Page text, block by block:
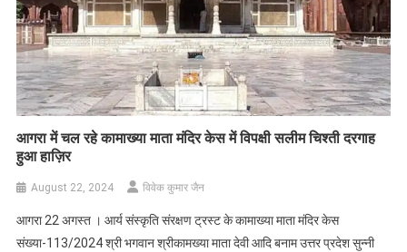
आगरा में चल रहे कामाख्या माता मंदिर केस में विपक्षी सलीम चिश्ती दरगाह
हुआ हाज़िर
August 22, 2024 विवेक कुमार जैन
आगरा 22 अगस्त । आर्य संस्कृति संरक्षण ट्रस्ट के कामाख्या माता मंदिर केस
संख्या-113/2024 श्री भगवान श्रीकामख्या माता देवी आदि बनाम उत्तर प्रदेश सुन्नी